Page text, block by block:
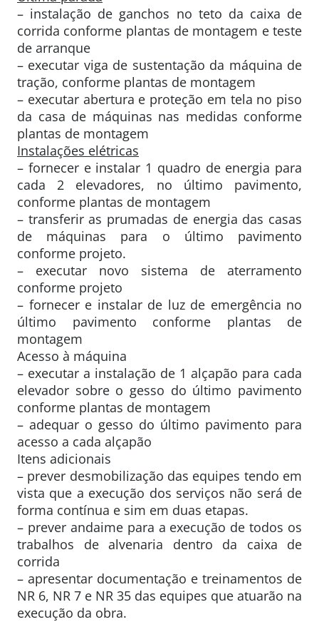
– instalação de ganchos no teto da caixa de
corrida conforme plantas de montagem e teste
de arranque
– executar viga de sustentação da máquina de
tração, conforme plantas de montagem
– executar abertura e proteção em tela no piso
da casa de máquinas nas medidas conforme
plantas de montagem
Instalações elétricas
– fornecer e instalar 1 quadro de energia para
cada 2 elevadores, no último pavimento,
conforme plantas de montagem
– transferir as prumadas de energia das casas
de máquinas para o último pavimento
conforme projeto.
– executar novo sistema de aterramento
conforme projeto
– fornecer e instalar de luz de emergência no
último pavimento conforme plantas de
montagem
Acesso à máquina
– executar a instalação de 1 alçapão para cada
elevador sobre o gesso do último pavimento
conforme plantas de montagem
– adequar o gesso do último pavimento para
acesso a cada alçapão
Itens adicionais
– prever desmobilização das equipes tendo em
vista que a execução dos serviços não será de
forma contínua e sim em duas etapas.
– prever andaime para a execução de todos os
trabalhos de alvenaria dentro da caixa de
corrida
– apresentar documentação e treinamentos de
NR 6, NR 7 e NR 35 das equipes que atuarão na
execução da obra.